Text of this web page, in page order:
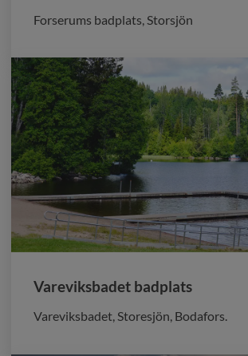
Forserums badplats, Storsjön
Vareviksbadet badplats
Vareviksbadet, Storesjön, Bodafors.